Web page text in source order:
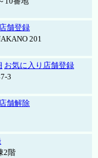
舗登録
201
お気に入り店舗登録
3
舗解除
2階